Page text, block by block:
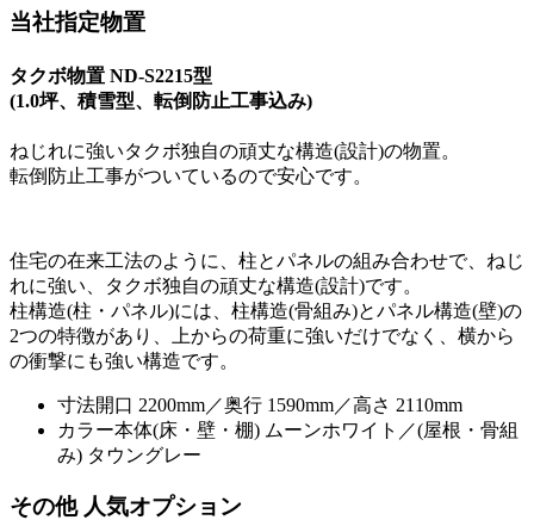
当社指定物置
タクボ物置 ND-S2215型
(1.0坪、積雪型、転倒防止工事込み)
ねじれに強いタクボ独自の頑丈な構造(設計)の物置。
転倒防止工事がついているので安心です。
住宅の在来工法のように、柱とパネルの組み合わせで、ねじ
れに強い、タクボ独自の頑丈な構造(設計)です。
柱構造(柱・パネル)には、柱構造(骨組み)とパネル構造(壁)の
2つの特徴があり、上からの荷重に強いだけでなく、横から
の衝撃にも強い構造です。
寸法開口 2200mm／奥行 1590mm／高さ 2110mm
カラー本体(床・壁・棚) ムーンホワイト／(屋根・骨組
み) タウングレー
その他 人気オプション